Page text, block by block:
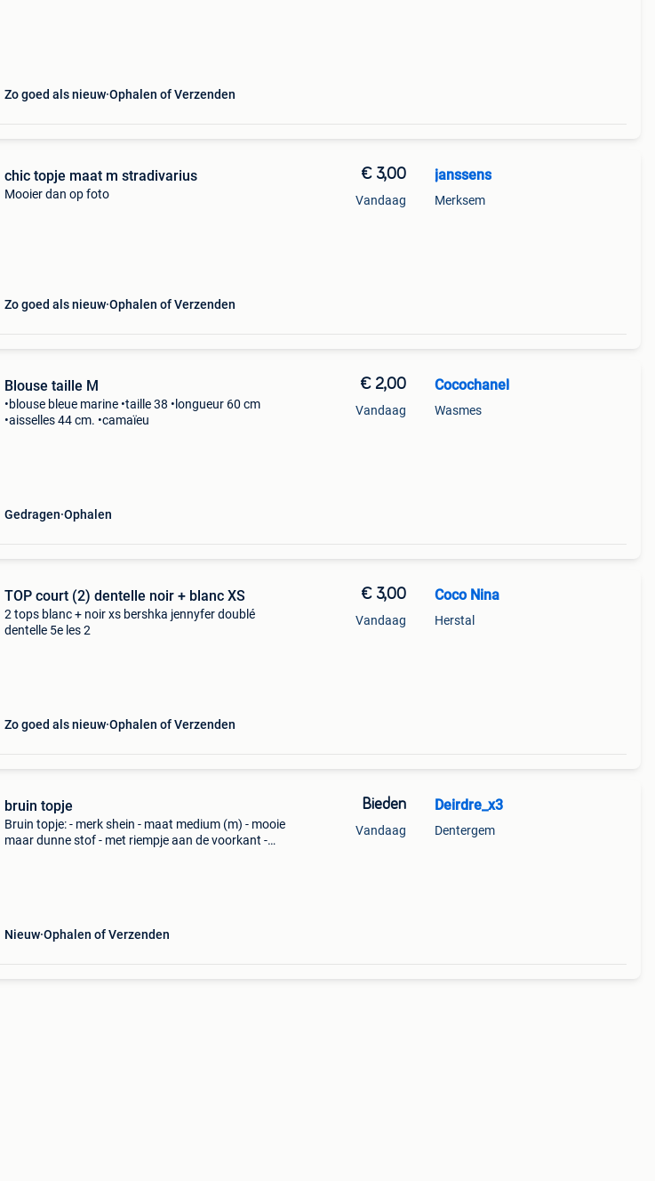
Zo goed als nieuw Ophalen of Verzenden
chic topje maat m stradivarius
Mooier dan op foto
Zo goed als nieuw Ophalen of Verzenden
€ 3,00
Vandaag
janssens
Merksem
Blouse taille M
•blouse bleue marine •taille 38 •longueur 60 cm
•aisselles 44 cm. •camaïeu
Gedragen Ophalen
€ 2,00
Vandaag
Cocochanel
Wasmes
TOP court (2) dentelle noir + blanc XS
2 tops blanc + noir xs bershka jennyfer doublé
dentelle 5e les 2
Zo goed als nieuw Ophalen of Verzenden
€ 3,00
Vandaag
Coco Nina
Herstal
bruin topje
Bruin topje: - merk shein - maat medium (m) - mooie
maar dunne stof - met riempje aan de voorkant -
Nieuw Ophalen of Verzenden
Bieden
Vandaag
Deirdre_x3
Dentergem